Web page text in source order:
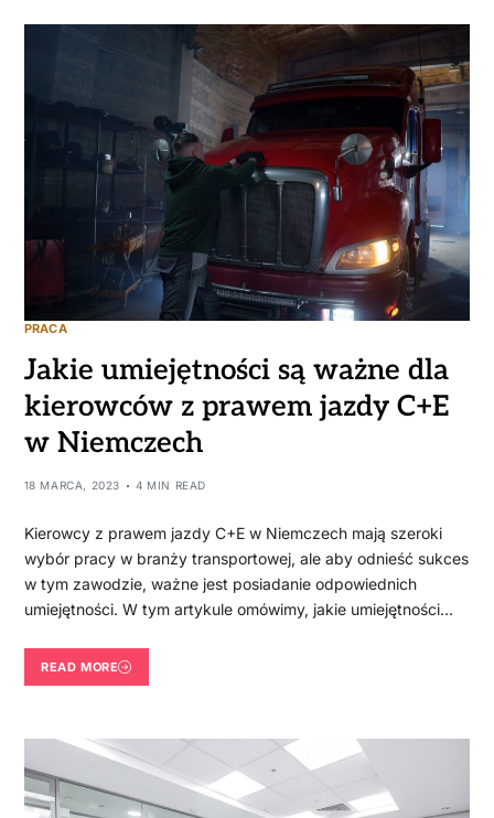
PRACA
Jakie umiejętności są ważne dla
kierowców z prawem jazdy C+E
w Niemczech
18 MARCA, 2023 4 MIN READ
Kierowcy z prawem jazdy C+E w Niemczech mają szeroki
wybór pracy w branży transportowej, ale aby odnieść sukces
w tym zawodzie, ważne jest posiadanie odpowiednich
umiejętności. W tym artykule omówimy, jakie umiejętności…
READ MORE